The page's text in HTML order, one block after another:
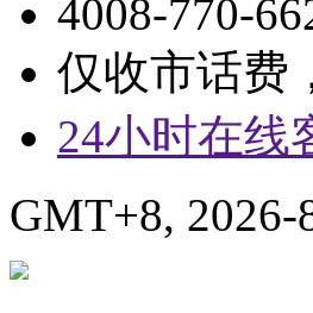
4008-770-
仅收市话费
24小时在线
GMT+8, 2026-